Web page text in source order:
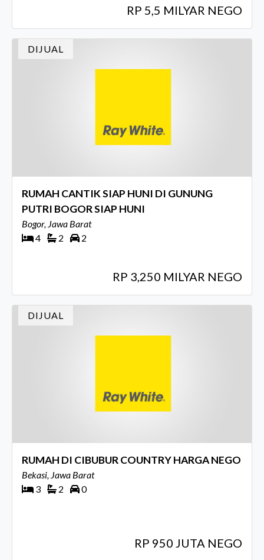
RP 5,5 MILYAR NEGO
DIJUAL
RUMAH CANTIK SIAP HUNI DI GUNUNG
PUTRI BOGOR SIAP HUNI
Bogor, Jawa Barat
4
2 2
RP 3,250 MILYAR NEGO
DIJUAL
RUMAH DI CIBUBUR COUNTRY HARGA NEGO
Bekasi, Jawa Barat
3
2 0
RP 950 JUTA NEGO